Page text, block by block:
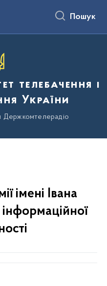
Пошук
телебачення і
України
Держкомтелерадіо
імені Івана